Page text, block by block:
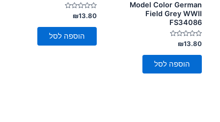
Model Color German
Field Grey WWII
FS34086
דורג
0
מתוך
₪13.80
הוספה לסל
דורג
0
מתוך
₪13.80
הוספה לסל